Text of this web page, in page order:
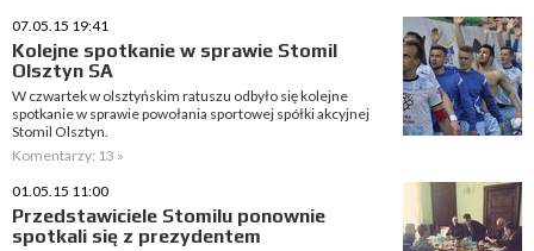
07.05.15 19:41
Kolejne spotkanie w sprawie Stomil
Olsztyn SA
W czwartek w olsztyńskim ratuszu odbyło się kolejne
spotkanie w sprawie powołania sportowej spółki akcyjnej
Stomil Olsztyn.
Komentarzy: 13 »
01.05.15 11:00
Przedstawiciele Stomilu ponownie
spotkali się z prezydentem